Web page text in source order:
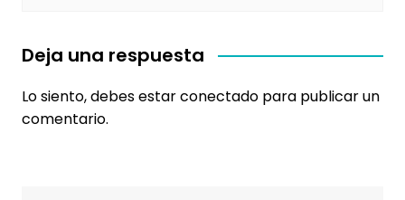
Deja una respuesta
Lo siento, debes estarconectadopara publicar un
comentario.